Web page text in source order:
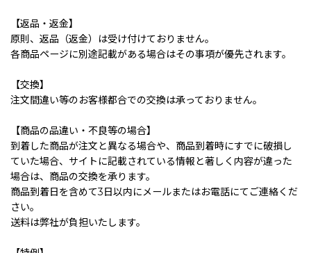
【返品・返金】
原則、返品（返金）は受け付けておりません。
各商品ページに別途記載がある場合はその事項が優先されます。
【交換】
注文間違い等のお客様都合での交換は承っておりません。
【商品の品違い・不良等の場合】
到着した商品が注文と異なる場合や、商品到着時にすでに破損し
ていた場合、サイトに記載されている情報と著しく内容が違った
場合は、商品の交換を承ります。
商品到着日を含めて3日以内にメールまたはお電話にてご連絡くだ
さい。
送料は弊社が負担いたします。